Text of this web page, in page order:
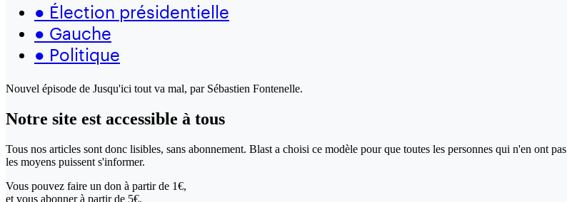
● Élection présidentielle
● Gauche
● Politique
Nouvel épisode de Jusqu'ici tout va mal, par Sébastien Fontenelle.
Notre site est accessible à tous
Tous nos articles sont donc lisibles, sans abonnement. Blast a choisi ce modèle pour que toutes les personnes qui n'en ont pas
les moyens puissent s'informer.
Vous pouvez faire un don à partir de 1€,
et vous abonner à partir de 5€.